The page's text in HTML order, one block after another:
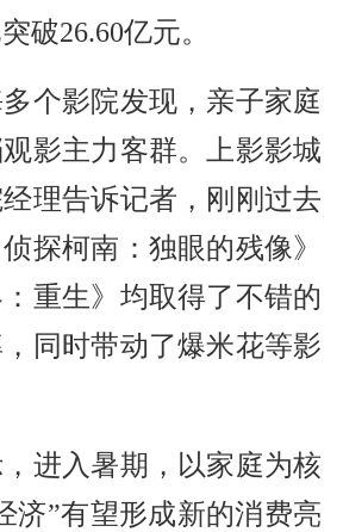
破26.60亿元。
个影院发现，亲子家庭
影主力客群。上影影城
理告诉记者，刚刚过去
探柯南：独眼的残像》
：重生》均取得了不错的
同时带动了爆米花等影
进入暑期，以家庭为核
济”有望形成新的消费亮